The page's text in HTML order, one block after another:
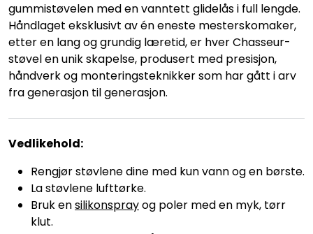
gummistøvelen med en vanntett glidelås i full lengde.
Håndlaget eksklusivt av én eneste mesterskomaker,
etter en lang og grundig læretid, er hver Chasseur-
støvel en unik skapelse, produsert med presisjon,
håndverk og monteringsteknikker som har gått i arv
fra generasjon til generasjon.
Vedlikehold:
Rengjør støvlene dine med kun vann og en børste.
La støvlene lufttørke.
Bruk ensilikonsprayog poler med en myk, tørr
klut.